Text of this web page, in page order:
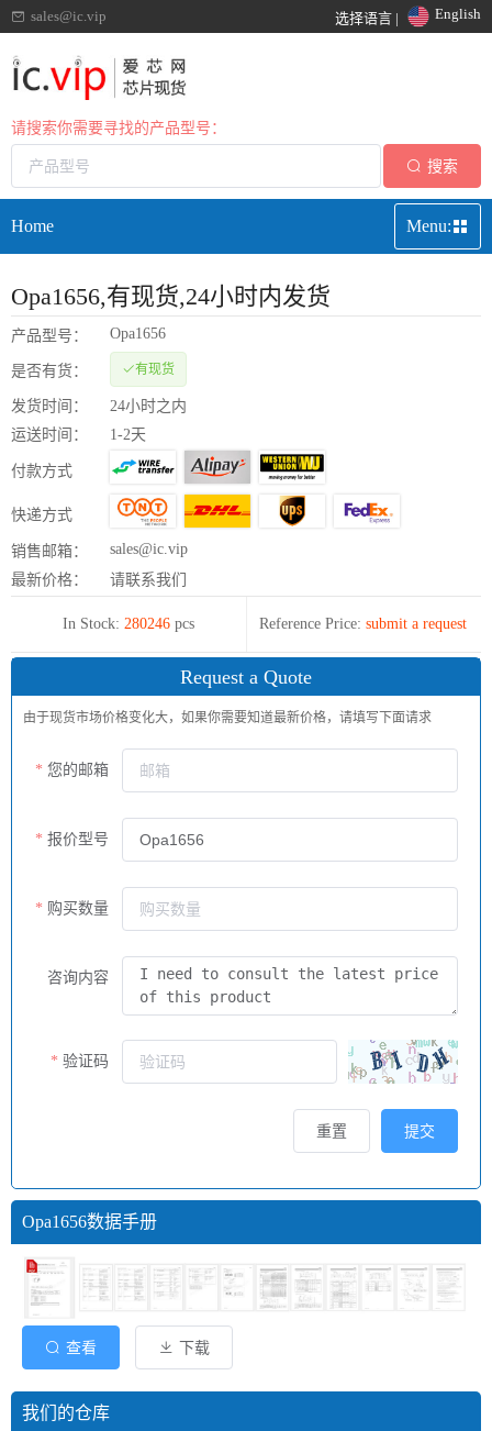
sales@ic.vip 选择语言 | English
请搜索你需要寻找的产品型号：
搜索
Home Menu:
Opa1656,有现货,24小时内发货
产品型号： Opa1656
是否有货： 有现货
发货时间：
24小时之内
运送时间：
1-2天
付款方式
快递方式
销售邮箱：
sales@ic.vip
最新价格：
请联系我们
In Stock: 280246 pcs Reference Price: submit a request
Request a Quote
由于现货市场价格变化大，如果你需要知道最新价格，请填写下面请求
您的邮箱
报价型号
购买数量
咨询内容
验证码
提交
重置
Opa1656数据手册
查看 下载
我们的仓库